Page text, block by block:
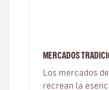
MERCADOS
Los mercados
recrean la